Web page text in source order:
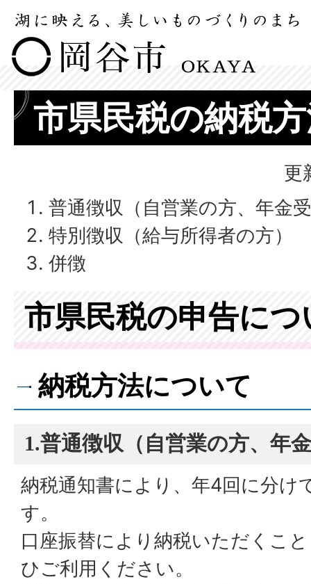
市県民税の納税
更
普通徴収（自営業の方、年金
特別徴収（給与所得者の方）
併徴
市県民税の申告につ
納税方法について
1.普通徴収（自営業の方、年
納税通知書により、年4回に分け
す。
口座振替により納税いただくこ
ひご利用ください。